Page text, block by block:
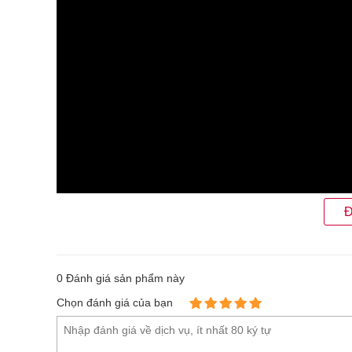
Thông số kỹ thuật Súng đo nhiệt độ
Nhiệt độ phạm vi -50 ℃ ~ 880 ℃
0 Đánh giá sản phẩm này
Chọn đánh giá của bạn